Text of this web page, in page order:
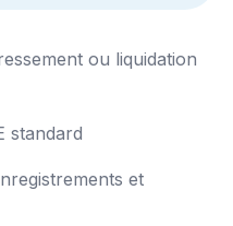
ou liquidation
standard
et